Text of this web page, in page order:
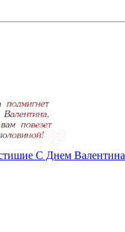
С Днем Валентина